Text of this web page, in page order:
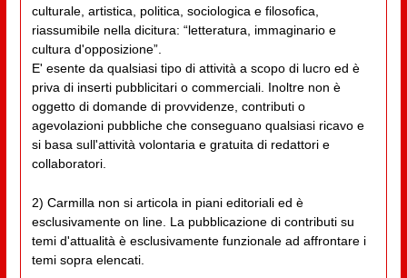
culturale, artistica, politica, sociologica e filosofica,
riassumibile nella dicitura: “letteratura, immaginario e
cultura d'opposizione”.
E' esente da qualsiasi tipo di attività a scopo di lucro ed è
priva di inserti pubblicitari o commerciali. Inoltre non è
oggetto di domande di provvidenze, contributi o
agevolazioni pubbliche che conseguano qualsiasi ricavo e
si basa sull'attività volontaria e gratuita di redattori e
collaboratori.
2) Carmilla non si articola in piani editoriali ed è
esclusivamente on line. La pubblicazione di contributi su
temi d'attualità è esclusivamente funzionale ad affrontare i
temi sopra elencati.